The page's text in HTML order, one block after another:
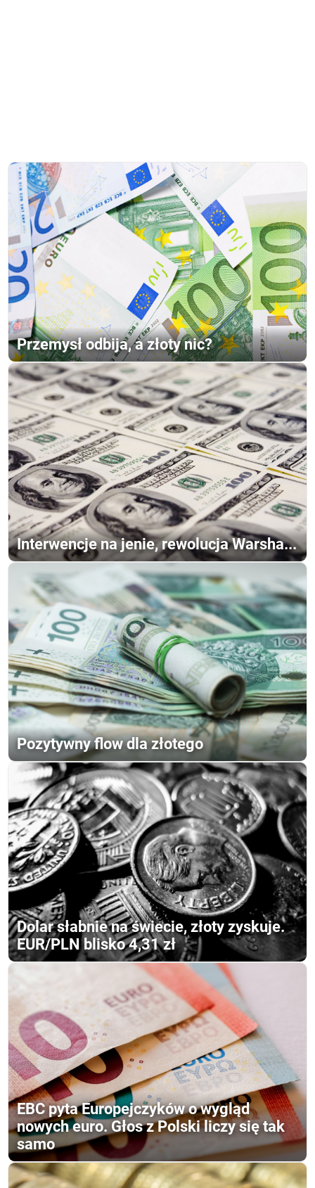
Przemysł odbija, a złoty nic?
Interwencje na jenie, rewolucja Warsha...
Pozytywny flow dla złotego
Dolar słabnie na świecie, złoty zyskuje.
EUR/PLN blisko 4,31 zł
EBC pyta Europejczyków o wygląd
nowych euro. Głos z Polski liczy się tak
samo